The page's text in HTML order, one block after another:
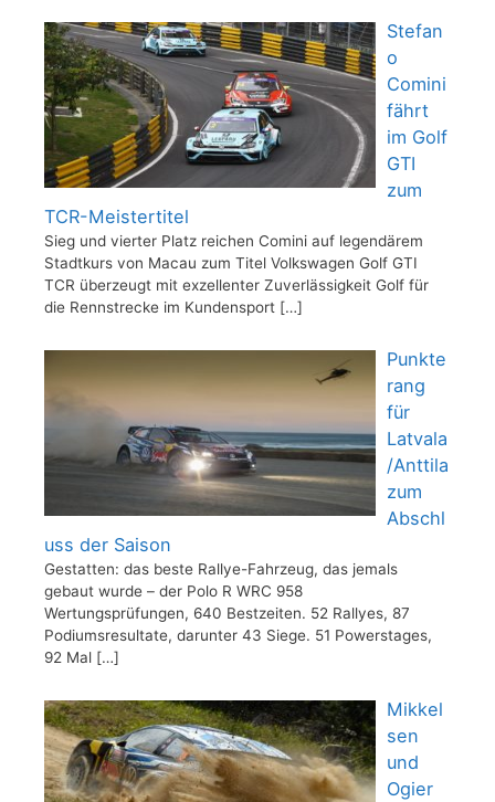
Stefan
o
Comini
fährt
im Golf
GTI
zum
TCR-Meistertitel
Sieg und vierter Platz reichen Comini auf legendärem
Stadtkurs von Macau zum Titel Volkswagen Golf GTI
TCR überzeugt mit exzellenter Zuverlässigkeit Golf für
die Rennstrecke im Kundensport […]
Punkte
rang
für
Latvala
/Anttila
zum
Abschl
uss der Saison
Gestatten: das beste Rallye-Fahrzeug, das jemals
gebaut wurde – der Polo R WRC 958
Wertungsprüfungen, 640 Bestzeiten. 52 Rallyes, 87
Podiumsresultate, darunter 43 Siege. 51 Powerstages,
92 Mal […]
Mikkel
sen
und
Ogier